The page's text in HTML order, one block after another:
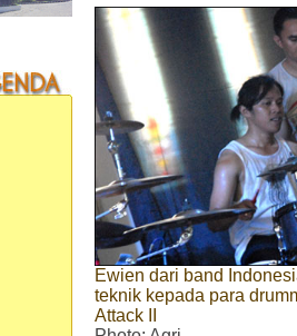
Ewien dari band
teknik kepada para
Attack II